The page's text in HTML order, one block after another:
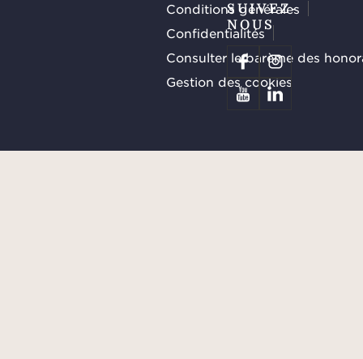
Conditions générales
Confidentialités
Consulter le barème des
Gestion des cookies
SUIVEZ-
NOUS